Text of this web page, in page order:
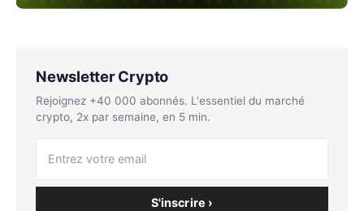
Newsletter Crypto
Rejoignez +40 000 abonnés. L'essentiel du marché
crypto, 2x par semaine, en 5 min.
S'inscrire ›